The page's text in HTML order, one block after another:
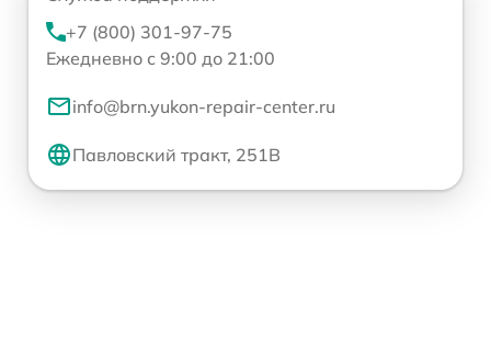
+7 (800) 301-97-75
Ежедневно с 9:00 до 21:00
info@brn.yukon-repair-center.ru
Павловский тракт, 251В